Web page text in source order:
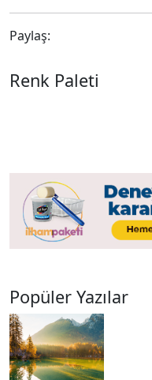
Paylaş:
Renk Paleti
Popüler Yazılar